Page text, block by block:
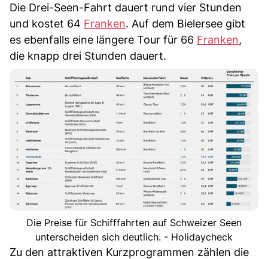
Die Drei-Seen-Fahrt dauert rund vier Stunden
und kostet 64 Franken. Auf dem Bielersee gibt
es ebenfalls eine längere Tour für 66 Franken,
die knapp drei Stunden dauert.
Die Preise für Schifffahrten auf Schweizer Seen
unterscheiden sich deutlich. - Holidaycheck
Zu den attraktiven Kurzprogrammen zählen die